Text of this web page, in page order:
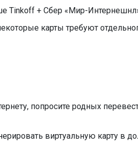
Tinkoff + Сбер «Мир-
карты требуют
попросите родных
виртуальную карту в